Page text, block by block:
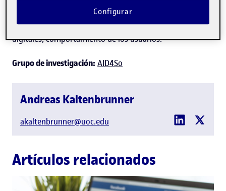
y análisis de redes sociales, ciencias sociales
computacionales, ciencia de datos, humanidades
digitales, comportamiento de los usuarios.
Grupo de investigación: AID4So
Andreas Kaltenbrunner
akaltenbrunner@uoc.edu
Artículos relacionados
Configurar